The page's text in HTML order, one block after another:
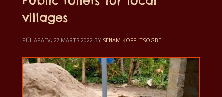
villages
PÜHAPÄEV, 27 MÄRTS 2022 BY SENAM KOFFI TSOGBE